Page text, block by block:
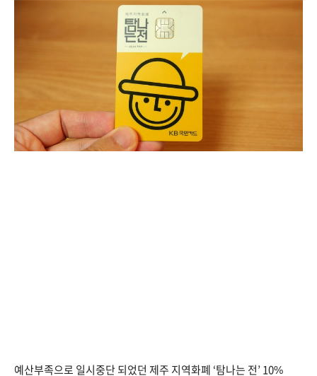
예산부족으로 일시중단 되었던 제주 지역화폐 ‘탐나는 전’ 10%